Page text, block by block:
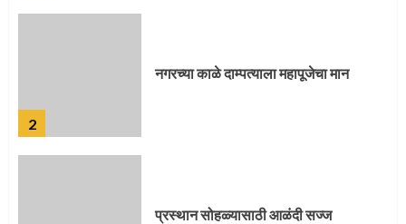
3
प्रस्थान सोहळ्यासाठी आळंदी सज्ज
संत दासगणू महाराज पुण्यतिथी